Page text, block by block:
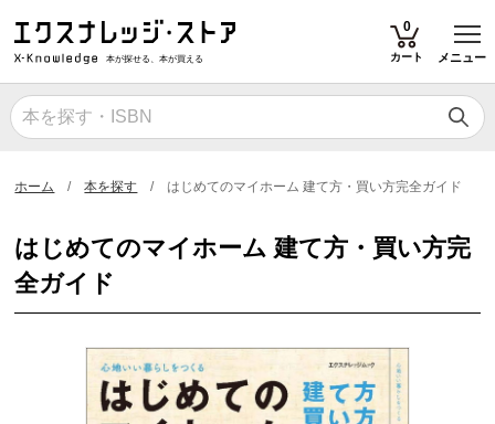
本が探せる、本が買える
0
カート メニュー
ホーム 本を探す はじめてのマイホーム 建て方・買い方完全ガイド
はじめてのマイホーム 建て方・買い方完
全ガイド